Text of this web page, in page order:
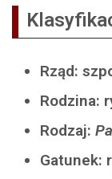
Rząd:
Rodzina:
Rodzaj:
Gatunek: